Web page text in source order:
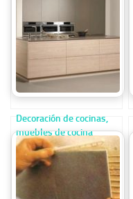
Decoración de cocinas,
muebles de cocina
colección 45 de Dica